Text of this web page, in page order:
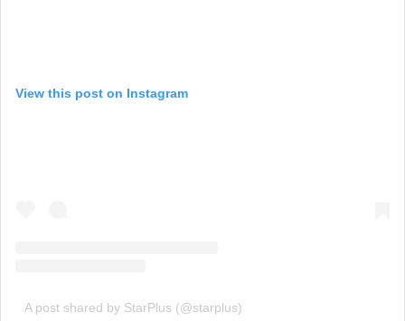
View this post on Instagram
A post shared by StarPlus (@starplus)